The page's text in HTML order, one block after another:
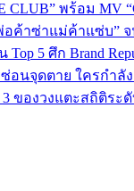
CLUB” พร้อม MV
อค้าซ่าแม่ค้าแซ่บ”
5 ศึก Brand
นจุดตาย ใครกำลัง
3 ของวงแตะสถิติระ